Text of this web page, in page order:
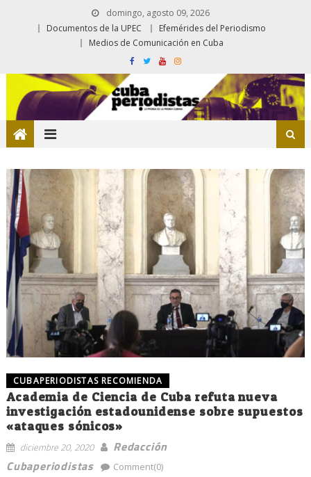
domingo, agosto 09, 2026
Documentos de la UPEC
Efemérides del Periodismo
Medios de Comunicación en Cuba
CUBAPERIODISTAS RECOMIENDA
Academia de Ciencia de Cuba refuta nueva
investigación estadounidense sobre supuestos
«ataques sónicos»
diciembre 20, 2020
Redacción
Cubaperiodistas
Comment(0)